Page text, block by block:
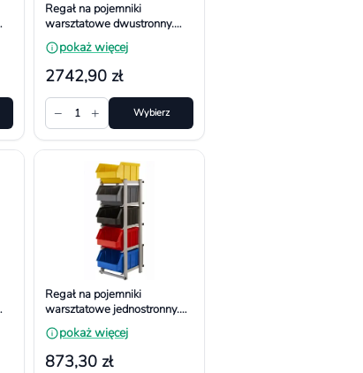
Regał na pojemniki
warsztatowe dwustronny.
Wym. 1610x940x650 mm,
208 pojemników
pokaż więcej
2742,90 zł
− 1 + Wybierz
Regał na pojemniki
warsztatowe jednostronny.
Wym. 1040x490x380 mm
pokaż więcej
873,30 zł